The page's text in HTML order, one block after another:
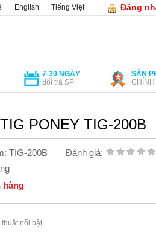
Đăng
English Tiếng Việt
7-30 NGÀY
đổi trả SP
SẢN
PONEY TIG‑200B
TIG‑200B
Đánh giá:
hàng